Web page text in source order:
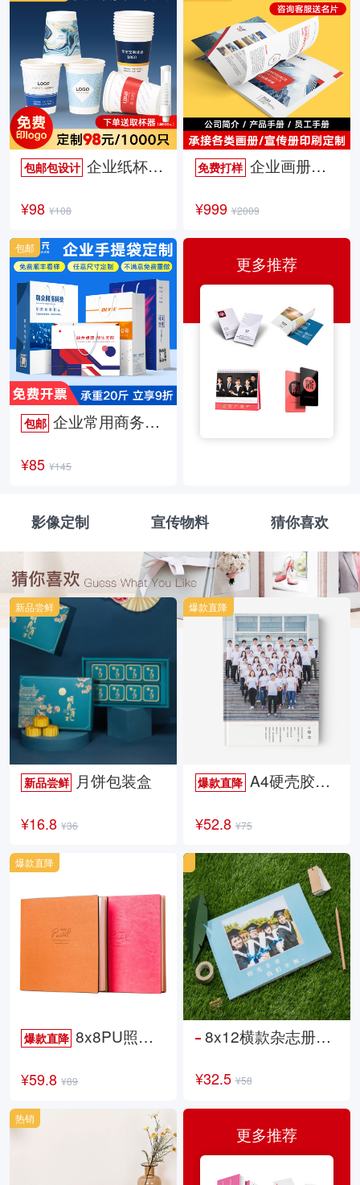
包邮包设计 企业纸杯定制
¥98 ¥108
免费打样企业画册定制
¥999 ¥2009
包邮 企业常用商务手提袋
¥85 ¥145
包邮
更多推荐
影像定制 宣传物料 猜你喜欢
新品尝鲜 月饼包装盒
¥16.8 ¥36
新品尝鲜
爆款直降A4硬壳胶装照片书34p哑膜
¥52.8 ¥75
爆款直降
爆款直降 8x8PU照片书NewLife
¥59.8 ¥89
爆款直降
8x12横款杂志册26p
¥32.5 ¥58
热销
更多推荐